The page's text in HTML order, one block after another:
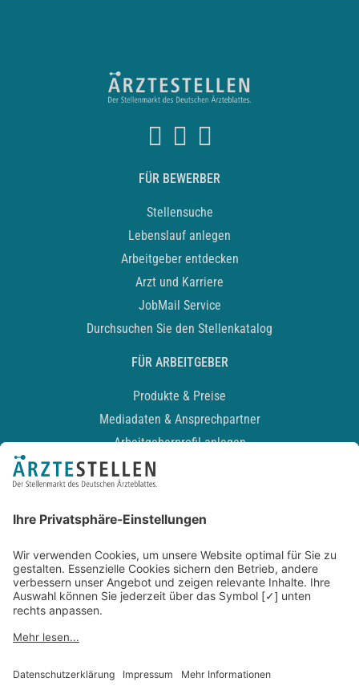
FÜR BEWERBER
Stellensuche
Lebenslauf anlegen
Arbeitgeber entdecken
Arzt und Karriere
JobMail Service
Durchsuchen Sie den Stellenkatalog
FÜR ARBEITGEBER
Produkte & Preise
Mediadaten & Ansprechpartner
Arbeitgeberprofil anlegen
Recruiting-Podcast
Kontakt
Datenschutz
Newsletter